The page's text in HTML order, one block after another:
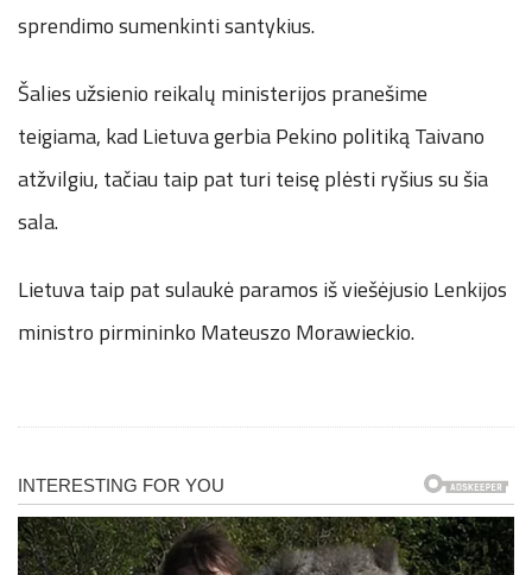
sprendimo sumenkinti santykius.
Šalies užsienio reikalų ministerijos pranešime
teigiama, kad Lietuva gerbia Pekino politiką Taivano
atžvilgiu, tačiau taip pat turi teisę plėsti ryšius su šia
sala.
Lietuva taip pat sulaukė paramos iš viešėjusio Lenkijos
ministro pirmininko Mateuszo Morawieckio.